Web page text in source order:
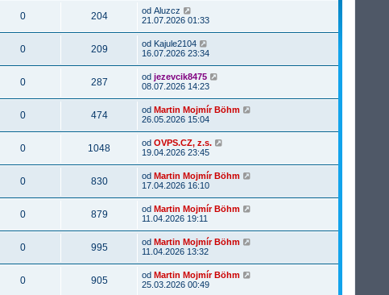
0 204 od Aluzcz
21.07.2026 01:33
0 209 od Kajule2104
16.07.2026 23:34
0 287 od jezevcik8475
08.07.2026 14:23
0 474 od Martin Mojmír Böhm
26.05.2026 15:04
0 1048 od OVPS.CZ, z.s.
19.04.2026 23:45
0 830 od Martin Mojmír Böhm
17.04.2026 16:10
0 879 od Martin Mojmír Böhm
11.04.2026 19:11
0 995 od Martin Mojmír Böhm
11.04.2026 13:32
0 905 od Martin Mojmír Böhm
25.03.2026 00:49